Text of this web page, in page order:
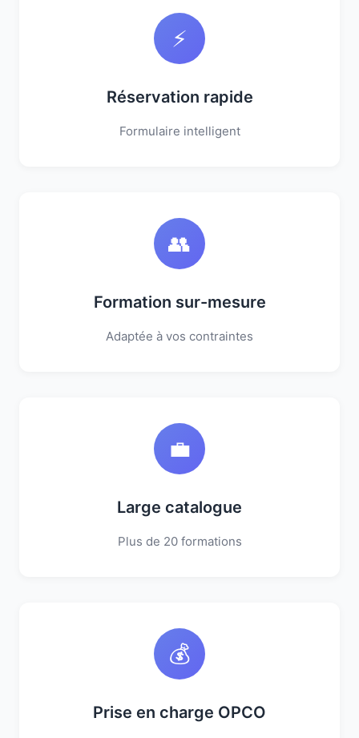
⚡
Réservation rapide
Formulaire intelligent
👥
Formation sur-mesure
Adaptée à vos contraintes
💼
Large catalogue
Plus de 20 formations
💰
Prise en charge OPCO